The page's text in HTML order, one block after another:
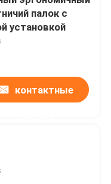
палок с
установкой
контактные